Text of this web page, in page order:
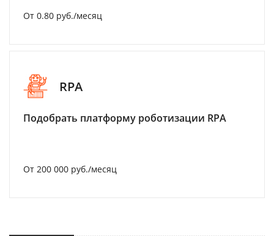
От 0.80 руб./месяц
RPA
Подобрать платформу роботизации RPA
От 200 000 руб./месяц